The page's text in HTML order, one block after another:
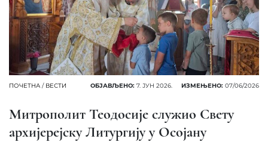
ПОЧЕТНА / ВЕСТИ ОБЈАВЉЕНО: 7. ЈУН 2026. ИЗМЕЊЕНО: 07/06/2026
Митрополит Теодосије служио Свету
архијерејску Литургију у Осојану